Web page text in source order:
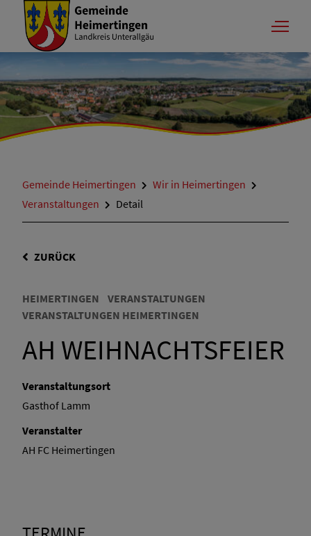
Gemeinde Heimertingen
Wir in Heimertingen
Veranstaltungen
Detail
ZURÜCK
HEIMERTINGEN
VERANSTALTUNGEN
VERANSTALTUNGEN HEIMERTINGEN
AH WEIHNACHTSFEIER
Veranstaltungsort
Gasthof Lamm
Veranstalter
AH FC Heimertingen